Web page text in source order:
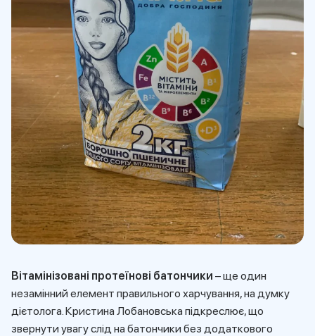
Вітамінізовані протеїнові батончики – ще один
незамінний елемент правильного харчування, на думку
дієтолога. Кристина Лобановська підкреслює, що
звернути увагу слід на батончики без додаткового